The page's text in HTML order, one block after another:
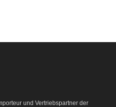
und Vertriebspartner der